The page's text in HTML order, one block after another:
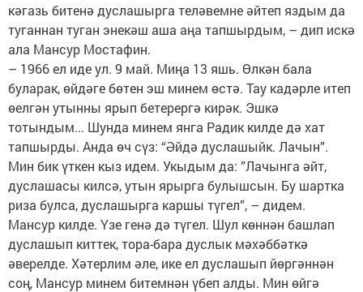
кәгазь битенә дуслашырга теләвемне әйтеп яздым да
туганнан туган энекәш аша аңа тапшырдым, – дип искә
ала Мансур Мостафин.
– 1966 ел иде ул. 9 май. Миңа 13 яшь. Өлкән бала
буларак, өйдәге бөтен эш минем өстә. Тау кадәрле итеп
өелгән утынны ярып бетерергә кирәк. Эшкә
тотындым... Шунда минем янга Радик килде дә хат
тапшырды. Анда өч сүз: “Әйдә дуслашыйк. Лачын”.
Мин бик үткен кыз идем. Укыдым да: ”Лачынга әйт,
дуслашасы килсә, утын ярырга булышсын. Бу шартка
риза булса, дуслашырга каршы түгел”, – дидем.
Мансур килде. Үзе генә дә түгел. Шул көннән башлап
дуслашып киттек, тора-бара дуслык мәхәббәткә
әверелде. Хәтерлим әле, ике ел дуслашып йөргәннән
соң, Мансур минем битемнән үбеп алды. Мин өйгә